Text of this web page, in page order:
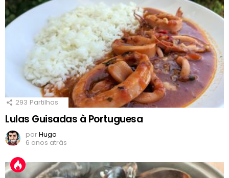
293 Partilhas
Lulas Guisadas à Portuguesa
porHugo
6 anos atrás